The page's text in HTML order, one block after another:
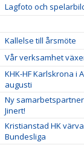
Lagfoto och
Kallelse till årsmöte
Vår verksamhet
KHK-HF Karlskrona i
augusti
Ny
Jinert!
Kristianstad HK
Bundesliga